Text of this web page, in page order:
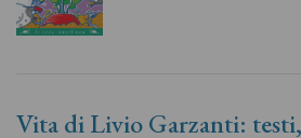
Vita di Livio Garzanti: